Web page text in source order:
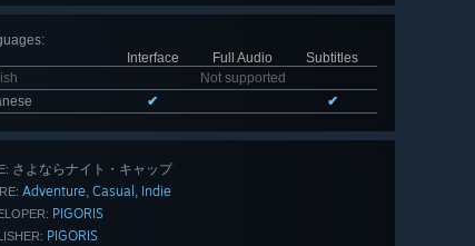
:
Interface
Full Audio
Subtitles
Not supported
✔ ✔
さよならナイト・キャップ
Adventure, Casual , Indie
PIGORIS
PIGORIS